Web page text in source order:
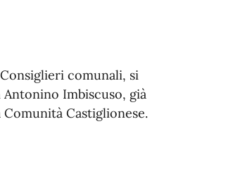
comunali, si
Imbiscuso, già
Castiglionese.